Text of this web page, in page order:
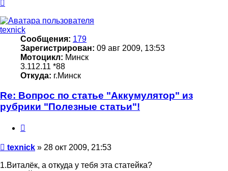
началу
texnick
Сообщения: 179
Зарегистрирован: 09 авг 2009, 13:53
Мотоцикл: Минск
3.112.11 *88
Откуда: г.Минск
Re: Вопрос по статье "Аккумулятор" из
рубрики "Полезные статьи"!
Сообщение
texnick » 28 окт 2009, 21:53
1.Виталёк, а откуда у тебя эта статейка?